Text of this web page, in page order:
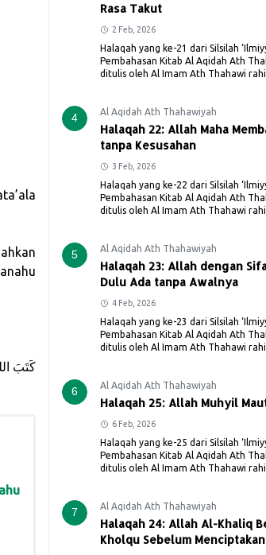
كَتَبَ
Rasa Takut
2 Feb, 2026
Halaqah yang ke-21 dari Silsilah
Pembahasan Kitab Al Aqidah Ath
ditulis oleh Al Imam Ath Thahawi
4 Al Aqidah Ath Thahawiyah
Halaqah 22: Allah Maha
tanpa Kesusahan
3 Feb, 2026
Halaqah yang ke-22 dari Silsilah
Pembahasan Kitab Al Aqidah Ath
ditulis oleh Al Imam Ath Thahawi
5 Al Aqidah Ath Thahawiyah
Halaqah 23: Allah dengan
Dulu Ada tanpa Awalnya
4 Feb, 2026
Halaqah yang ke-23 dari Silsilah
Pembahasan Kitab Al Aqidah Ath
ditulis oleh Al Imam Ath Thahawi
6 Al Aqidah Ath Thahawiyah
Halaqah 25: Allah Muhyil
6 Feb, 2026
Halaqah yang ke-25 dari Silsilah
Pembahasan Kitab Al Aqidah Ath
ditulis oleh Al Imam Ath Thahawi
7 Al Aqidah Ath Thahawiyah
Halaqah 24: Allah Al-Khaliq
Kholqu Sebelum Menciptakan